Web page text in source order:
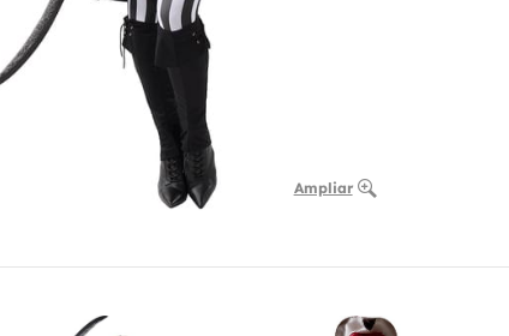
Ampliar